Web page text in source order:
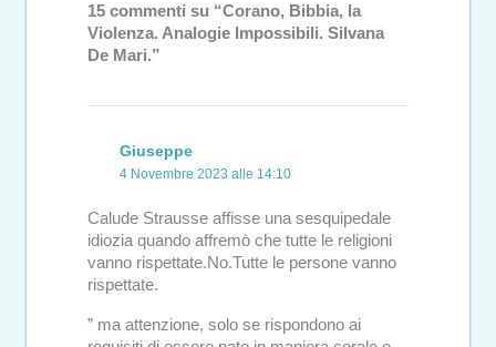
15 commenti su “Corano, Bibbia, la
Violenza. Analogie Impossibili. Silvana
De Mari.”
Giuseppe
4 Novembre 2023 alle 14:10
Calude Strausse affisse una sesquipedale
idiozia quando affremò che tutte le religioni
vanno rispettate.No.Tutte le persone vanno
rispettate.
” ma attenzione, solo se rispondono ai